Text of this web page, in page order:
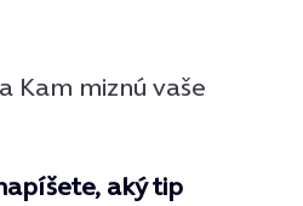
Kam miznú vaše
aký tip